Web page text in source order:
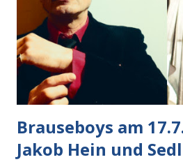
Wir fixierten die ertappte Krähe,
Heute ging sie leer aus, Abspann,
Donnerstag, 4.6. (20 Uhr) Mit
und Bjarne Haus der Sinne (Ystader
Brauseboys am
Jakob Hein und